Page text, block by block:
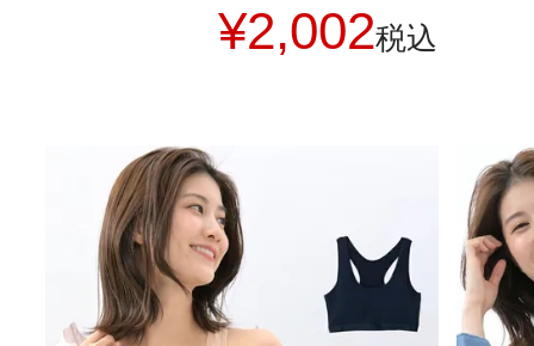
¥2,002税込